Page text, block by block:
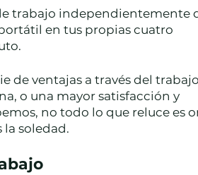
trabajo independientemente
en tus propias cuatro
de ventajas a través del trabajo
o una mayor satisfacción y
no todo lo que reluce es
soledad.